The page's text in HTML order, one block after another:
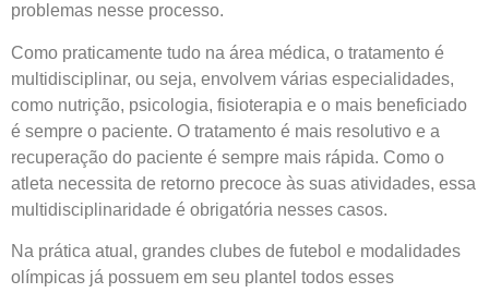
problemas nesse processo.
Como praticamente tudo na área médica, o tratamento é
multidisciplinar, ou seja, envolvem várias especialidades,
como nutrição, psicologia, fisioterapia e o mais beneficiado
é sempre o paciente. O tratamento é mais resolutivo e a
recuperação do paciente é sempre mais rápida. Como o
atleta necessita de retorno precoce às suas atividades, essa
multidisciplinaridade é obrigatória nesses casos.
Na prática atual, grandes clubes de futebol e modalidades
olímpicas já possuem em seu plantel todos esses